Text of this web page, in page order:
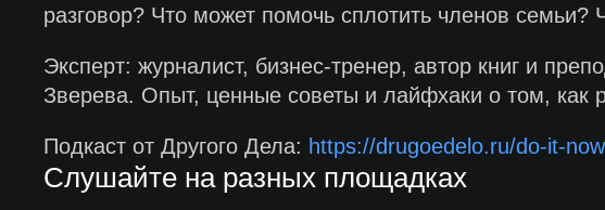
разговор? Что может помочь сплотить членов
Эксперт: журналист, бизнес-тренер, автор книг и
Зверева. Опыт, ценные советы и лайфхаки о том, как
Подкаст от Другого Дела: https://drugoedelo.ru/do-it-now
Слушайте на разных площадках